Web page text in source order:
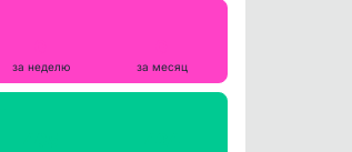
за неделю за месяц